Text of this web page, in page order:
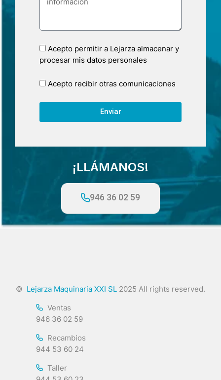
Acepto permitir a Lejarza almacenar y
procesar mis datos personales
Acepto recibir otras comunicaciones
Enviar
¡LLÁMANOS!
946 36 02 59
© Lejarza Maquinaria XXI SL 2025 All rights reserved.
Ventas
946 36 02 59
Recambios
944 53 60 24
Taller